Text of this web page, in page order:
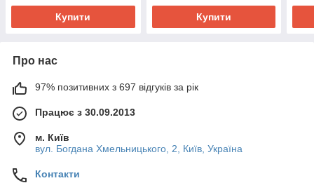
Купити Купити
Про нас
97% позитивних з 697 відгуків за рік
Працює з 30.09.2013
м. Київ
вул. Богдана Хмельницького, 2, Київ, Україна
Контакти